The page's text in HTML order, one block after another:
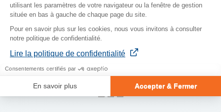
🏋🏼‍♂️
utilisant les paramètres de votre navigateur ou la fenêtre de gestion
située en bas à gauche de chaque page du site.
Pour en savoir plus sur les cookies, nous vous invitons à consulter
notre politique de confidentialité.
Lire la politique de confidentialité
Consentements certifiés par
En savoir plus Accepter & Fermer